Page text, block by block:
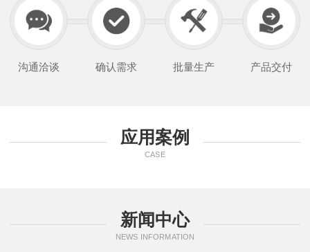
沟通洽谈 确认需求 批量生产 产品交付
应用案例
CASE
新闻中心
NEWS INFORMATION